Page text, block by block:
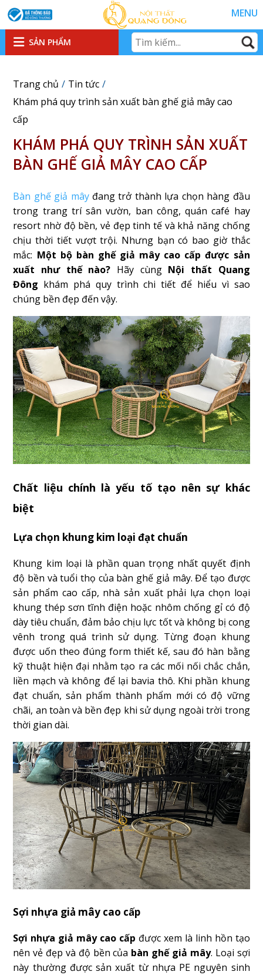
MENU
SẢN PHẨM
Trang chủ
Tin tức
Khám phá quy trình sản xuất bàn ghế giả mây cao
cấp
KHÁM PHÁ QUY TRÌNH SẢN XUẤT
BÀN GHẾ GIẢ MÂY CAO CẤP
Bàn ghế giả mâyđang trở thành lựa chọn hàng đầu
trong trang trí sân vườn, ban công, quán café hay
resort nhờ độ bền, vẻ đẹp tinh tế và khả năng chống
chịu thời tiết vượt trội. Nhưng bạn có bao giờ thắc
mắc: Một bộ bàn ghế giả mây cao cấp được sản
xuất như thế nào? Hãy cùng Nội thất Quang
Đông khám phá quy trình chi tiết để hiểu vì sao
chúng bền đẹp đến vậy.
Chất liệu chính là yếu tố tạo nên sự khác
biệt
Lựa chọn khung kim loại đạt chuẩn
Khung kim loại là phần quan trọng nhất quyết định
độ bền và tuổi thọ của bàn ghế giả mây. Để tạo được
sản phẩm cao cấp, nhà sản xuất phải lựa chọn loại
khung thép sơn tĩnh điện hoặc nhôm chống gỉ có độ
dày tiêu chuẩn, đảm bảo chịu lực tốt và không bị cong
vênh trong quá trình sử dụng. Từng đoạn khung
được uốn theo đúng form thiết kế, sau đó hàn bằng
kỹ thuật hiện đại nhằm tạo ra các mối nối chắc chắn,
liền mạch và không để lại bavia thô. Khi phần khung
đạt chuẩn, sản phẩm thành phẩm mới có độ vững
chãi, an toàn và bền đẹp khi sử dụng ngoài trời trong
thời gian dài.
Sợi nhựa giả mây cao cấp
Sợi nhựa giả mây cao cấp được xem là linh hồn tạo
nên vẻ đẹp và độ bền của bàn ghế giả mây. Loại sợi
này thường được sản xuất từ nhựa PE nguyên sinh